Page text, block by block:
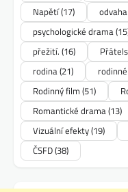
Napětí(17) odvaha
psychologické drama
přežití. (16)
rodina(21)
Rodinný film (51)
Romantické drama(13)
Vizuální efekty(19)
ČSFD(38)